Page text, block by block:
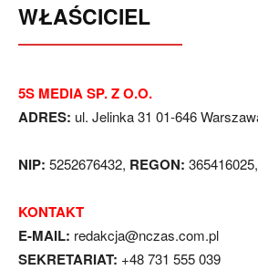
WŁAŚCICIEL
5S MEDIA SP. Z O.O.
ADRES: ul. Jelinka 31 01-646
NIP: 5252676432, REGON: 365416025,
KONTAKT
E-MAIL: redakcja@nczas.com.pl
SEKRETARIAT: +48 731 555 039